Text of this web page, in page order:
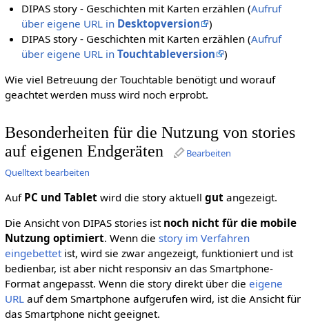
DIPAS story - Geschichten mit Karten erzählen (Aufruf
über eigene URL in Desktopversion
)
DIPAS story - Geschichten mit Karten erzählen (Aufruf
über eigene URL inTouchtableversion
)
Wie viel Betreuung der Touchtable benötigt und worauf
geachtet werden muss wird noch erprobt.
Besonderheiten für die Nutzung von stories
auf eigenen Endgeräten
Bearbeiten
Quelltext bearbeiten
Auf PC und Tabletwird die story aktuell gutangezeigt.
Die Ansicht von DIPAS stories ist noch nicht für die mobile
Nutzung optimiert. Wenn die story im Verfahren
eingebettetist, wird sie zwar angezeigt, funktioniert und ist
bedienbar, ist aber nicht responsiv an das Smartphone-
Format angepasst. Wenn die story direkt über die eigene
URLauf dem Smartphone aufgerufen wird, ist die Ansicht für
das Smartphone nicht geeignet.